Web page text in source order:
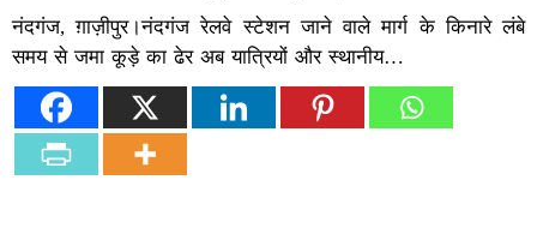
नंदगंज, ग़ाज़ीपुर।नंदगंज रेलवे स्टेशन जाने वाले मार्ग के किनारे लंबे
समय से जमा कूड़े का ढेर अब यात्रियों और स्थानीय…